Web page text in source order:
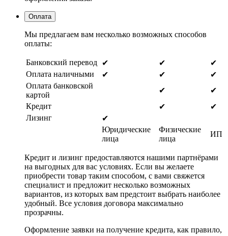
Оплата
Мы предлагаем вам несколько возможных способов
оплаты:
Банковский перевод ✔ ✔
✔
Оплата наличными
✔ ✔
✔
Оплата банковской
картой
✔
✔
Кредит
✔
✔
Лизинг
✔
Юридические
лица
Физические
лица
ИП
Кредит и лизинг предоставляются нашими партнёрами
на выгодных для вас условиях. Если вы желаете
приобрести товар таким способом, с вами свяжется
специалист и предложит несколько возможных
вариантов, из которых вам предстоит выбрать наиболее
удобный. Все условия договора максимально
прозрачны.
Оформление заявки на получение кредита, как правило,